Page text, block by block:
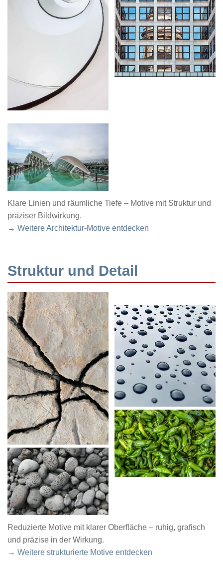
Klare Linien und räumliche Tiefe – Motive mit Struktur und
präziser Bildwirkung.
→ Weitere Architektur-Motive entdecken
Struktur und Detail
Reduzierte Motive mit klarer Oberfläche – ruhig, grafisch
und präzise in der Wirkung.
→ Weitere strukturierte Motive entdecken